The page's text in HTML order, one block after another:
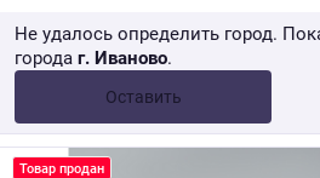
Не удалось определить город.
города г. Иваново.
Оставить
от 10 000 ₽
Товар продан